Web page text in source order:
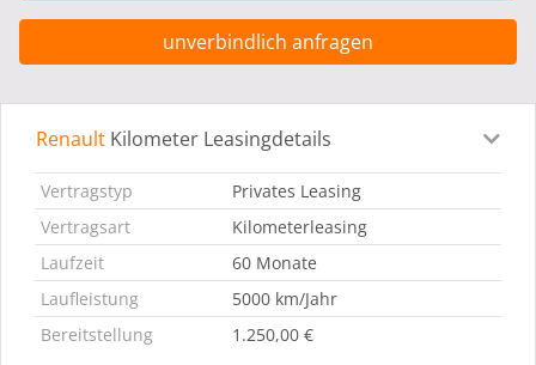
unverbindlich anfragen
Leasingdetails Fahrzeugdetails
Renault Kilometer Leasingdetails
Vertragstyp
Privates Leasing
Vertragsart
Kilometerleasing
Laufzeit
60 Monate
Laufleistung
5000 km/Jahr
Bereitstellung
1.250,00 €